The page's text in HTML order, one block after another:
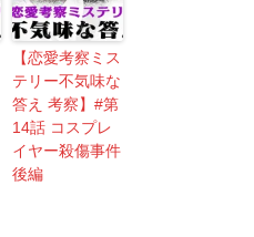
【恋愛考察ミス
テリー不気味な
答え 考察】#第
14話 コスプレ
イヤー殺傷事件
後編